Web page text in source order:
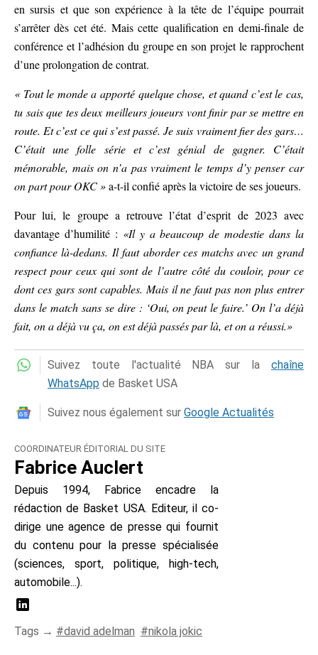
en sursis et que son expérience à la tête de l’équipe pourrait
s’arrêter dès cet été. Mais cette qualification en demi-finale de
conférence et l’adhésion du groupe en son projet le rapprochent
d’une prolongation de contrat.
« Tout le monde a apporté quelque chose, et quand c’est le cas,
tu sais que tes deux meilleurs joueurs vont finir par se mettre en
route. Et c’est ce qui s’est passé. Je suis vraiment fier des gars…
C’était une folle série et c’est génial de gagner. C’était
mémorable, mais on n’a pas vraiment le temps d’y penser car
on part pour OKC »a-t-il confié après la victoire de ses joueurs.
Pour lui, le groupe a retrouve l’état d’esprit de 2023 avec
davantage d’humilité : «Il y a beaucoup de modestie dans la
confiance là-dedans. Il faut aborder ces matchs avec un grand
respect pour ceux qui sont de l’autre côté du couloir, pour ce
dont ces gars sont capables. Mais il ne faut pas non plus entrer
dans le match sans se dire : ‘Oui, on peut le faire.’ On l’a déjà
fait, on a déjà vu ça, on est déjà passés par là, et on a réussi.»
Suivez toute l'actualité NBA sur la chaîne
WhatsApp de Basket USA
Suivez nous également sur Google Actualités
COORDINATEUR ÉDITORIAL DU SITE
Fabrice Auclert
Depuis 1994, Fabrice encadre la
rédaction de Basket USA. Editeur, il co-
dirige une agence de presse qui fournit
du contenu pour la presse spécialisée
(sciences, sport, politique, high-tech,
automobile...).
Tags → david adelman nikola jokic